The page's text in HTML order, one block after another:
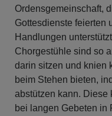
Ordensgemeinschaft,
Gottesdienste feierten
Handlungen
Chorgestühle sind so
darin sitzen und knien
beim Stehen bieten,
abstützen kann. Diese
bei langen Gebeten in